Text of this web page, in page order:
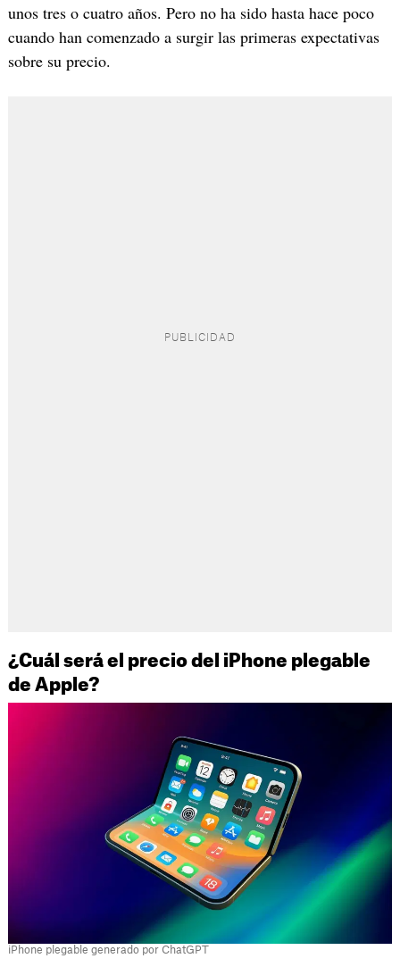
unos tres o cuatro años. Pero no ha sido hasta hace poco
cuando han comenzado a surgir las primeras expectativas
sobre su precio.
¿Cuál será el precio del iPhone plegable
de Apple?
iPhone plegable generado por ChatGPT